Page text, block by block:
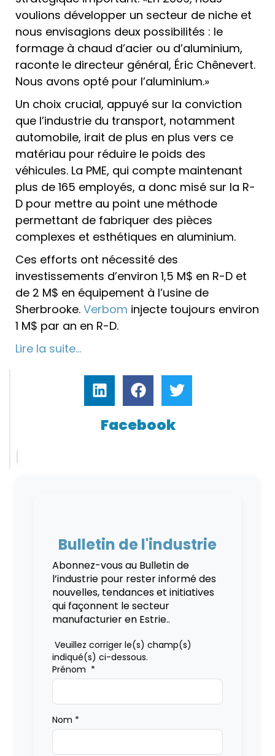
voulions développer un secteur de niche et
nous envisagions deux possibilités : le
formage à chaud d’acier ou d’aluminium,
raconte le directeur général, Éric Chênevert.
Nous avons opté pour l’aluminium.»
Un choix crucial, appuyé sur la conviction
que l’industrie du transport, notamment
automobile, irait de plus en plus vers ce
matériau pour réduire le poids des
véhicules. La PME, qui compte maintenant
plus de 165 employés, a donc misé sur la R-
D pour mettre au point une méthode
permettant de fabriquer des pièces
complexes et esthétiques en aluminium.
Ces efforts ont nécessité des
investissements d’environ 1,5 M$ en R-D et
de 2 M$ en équipement à l’usine de
Sherbrooke. Verbom injecte toujours environ
1 M$ par an en R-D.
Lire la suite…
Facebook
Bulletin de l'industrie
Abonnez-vous au Bulletin de
l’industrie pour rester informé des
nouvelles, tendances et initiatives
qui façonnent le secteur
manufacturier en Estrie..
Veuillez corriger le(s) champ(s)
indiqué(s) ci-dessous.
Prénom *
Nom *